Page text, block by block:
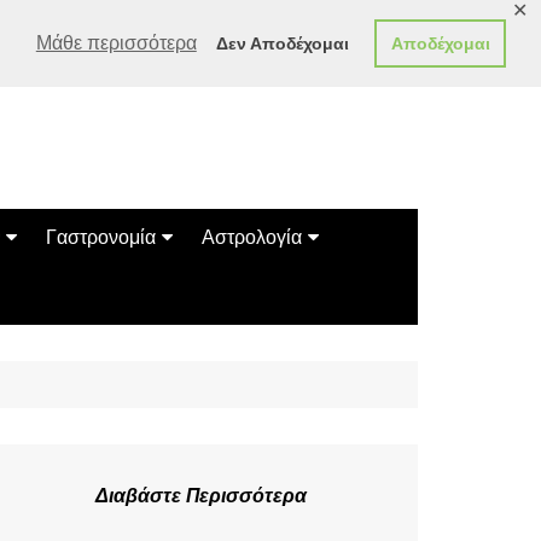
Μάθε περισσότερα Δεν Αποδέχομαι Αποδέχομαι
✕
Γαστρονομία
Συνταγές
Αστρολογία
Κινέζικο Ωροσκόπιο
Διαβάστε Περισσότερα